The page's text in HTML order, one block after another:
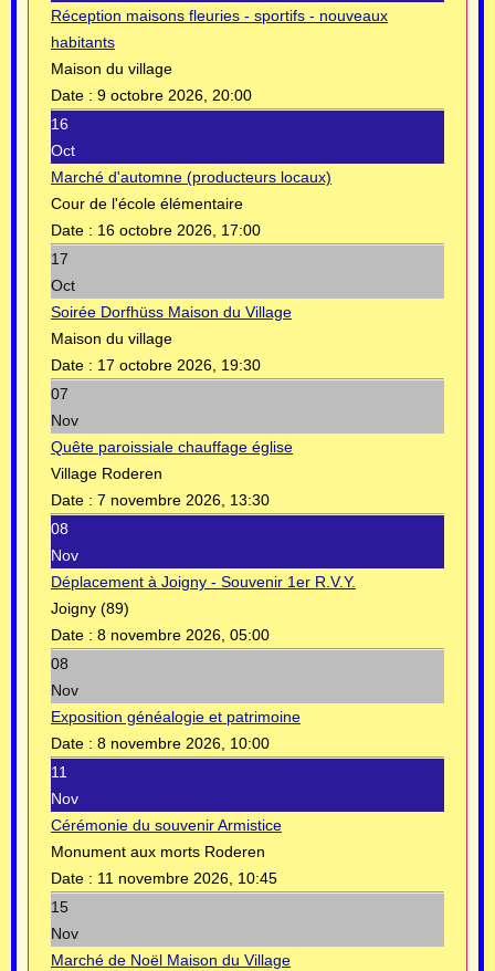
Réception maisons fleuries - sportifs - nouveaux
habitants
Maison du village
Date : 9 octobre 2026, 20:00
16
Oct
Marché d'automne (producteurs locaux)
Cour de l'école élémentaire
Date : 16 octobre 2026, 17:00
17
Oct
Soirée Dorfhüss Maison du Village
Maison du village
Date : 17 octobre 2026, 19:30
07
Nov
Quête paroissiale chauffage église
Village Roderen
Date : 7 novembre 2026, 13:30
08
Nov
Déplacement à Joigny - Souvenir 1er R.V.Y.
Joigny (89)
Date : 8 novembre 2026, 05:00
08
Nov
Exposition généalogie et patrimoine
Date : 8 novembre 2026, 10:00
11
Nov
Cérémonie du souvenir Armistice
Monument aux morts Roderen
Date : 11 novembre 2026, 10:45
15
Nov
Marché de Noël Maison du Village